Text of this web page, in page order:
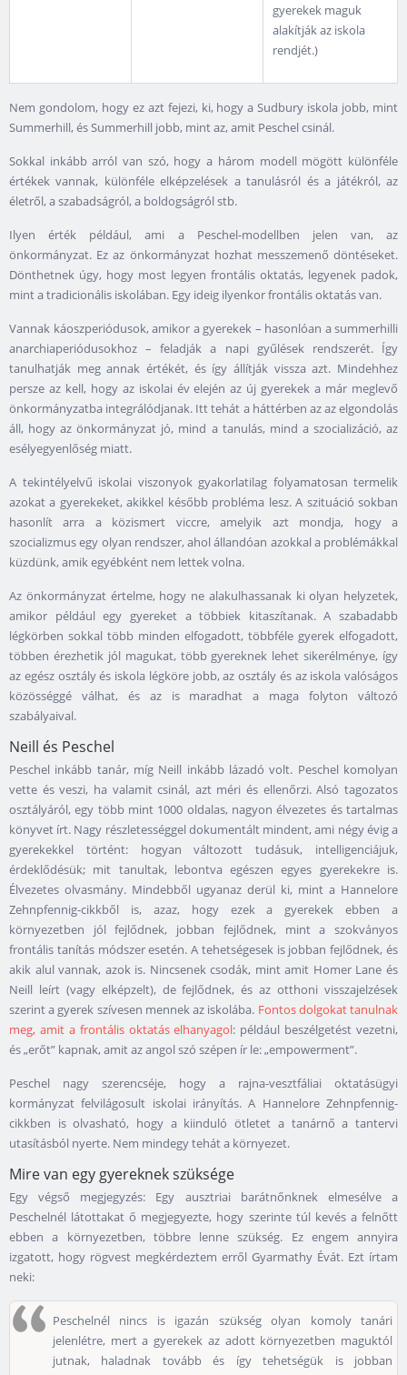
gyerekek maguk
alakítják az iskola
rendjét.)
Nem gondolom, hogy ez azt fejezi, ki, hogy a Sudbury iskola jobb, mint
Summerhill, és Summerhill jobb, mint az, amit Peschel csinál.
Sokkal inkább arról van szó, hogy a három modell mögött különféle
értékek vannak, különféle elképzelések a tanulásról és a játékról, az
életről, a szabadságról, a boldogságról stb.
Ilyen érték például, ami a Peschel-modellben jelen van, az
önkormányzat. Ez az önkormányzat hozhat messzemenő döntéseket.
Dönthetnek úgy, hogy most legyen frontális oktatás, legyenek padok,
mint a tradicionális iskolában. Egy ideig ilyenkor frontális oktatás van.
Vannak káoszperiódusok, amikor a gyerekek – hasonlóan a summerhilli
anarchiaperiódusokhoz – feladják a napi gyűlések rendszerét. Így
tanulhatják meg annak értékét, és így állítják vissza azt. Mindehhez
persze az kell, hogy az iskolai év elején az új gyerekek a már meglevő
önkormányzatba integrálódjanak. Itt tehát a háttérben az az elgondolás
áll, hogy az önkormányzat jó, mind a tanulás, mind a szocializáció, az
esélyegyenlőség miatt.
A tekintélyelvű iskolai viszonyok gyakorlatilag folyamatosan termelik
azokat a gyerekeket, akikkel később probléma lesz. A szituáció sokban
hasonlít arra a közismert viccre, amelyik azt mondja, hogy a
szocializmus egy olyan rendszer, ahol állandóan azokkal a problémákkal
küzdünk, amik egyébként nem lettek volna.
Az önkormányzat értelme, hogy ne alakulhassanak ki olyan helyzetek,
amikor például egy gyereket a többiek kitaszítanak. A szabadabb
légkörben sokkal több minden elfogadott, többféle gyerek elfogadott,
többen érezhetik jól magukat, több gyereknek lehet sikerélménye, így
az egész osztály és iskola légköre jobb, az osztály és az iskola valóságos
közösséggé válhat, és az is maradhat a maga folyton változó
szabályaival.
Neill és Peschel
Peschel inkább tanár, míg Neill inkább lázadó volt. Peschel komolyan
vette és veszi, ha valamit csinál, azt méri és ellenőrzi. Alsó tagozatos
osztályáról, egy több mint 1000 oldalas, nagyon élvezetes és tartalmas
könyvet írt. Nagy részletességgel dokumentált mindent, ami négy évig a
gyerekekkel történt: hogyan változott tudásuk, intelligenciájuk,
érdeklődésük; mit tanultak, lebontva egészen egyes gyerekekre is.
Élvezetes olvasmány. Mindebből ugyanaz derül ki, mint a Hannelore
Zehnpfennig-cikkből is, azaz, hogy ezek a gyerekek ebben a
környezetben jól fejlődnek, jobban fejlődnek, mint a szokványos
frontális tanítás módszer esetén. A tehetségesek is jobban fejlődnek, és
akik alul vannak, azok is. Nincsenek csodák, mint amit Homer Lane és
Neill leírt (vagy elképzelt), de fejlődnek, és az otthoni visszajelzések
szerint a gyerek szívesen mennek az iskolába. Fontos dolgokat tanulnak
meg, amit a frontális oktatás elhanyagol: például beszélgetést vezetni,
és „erőt” kapnak, amit az angol szó szépen ír le: „empowerment”.
Peschel nagy szerencséje, hogy a rajna-vesztfáliai oktatásügyi
kormányzat felvilágosult iskolai irányítás. A Hannelore Zehnpfennig-
cikkben is olvasható, hogy a kiinduló ötletet a tanárnő a tantervi
utasításból nyerte. Nem mindegy tehát a környezet.
Mire van egy gyereknek szüksége
Egy végső megjegyzés: Egy ausztriai barátnőnknek elmesélve a
Peschelnél látottakat ő megjegyezte, hogy szerinte túl kevés a felnőtt
ebben a környezetben, többre lenne szükség. Ez engem annyira
izgatott, hogy rögvest megkérdeztem erről Gyarmathy Évát. Ezt írtam
neki:
Peschelnél nincs is igazán szükség olyan komoly tanári
jelenlétre, mert a gyerekek az adott környezetben maguktól
jutnak, haladnak tovább és így tehetségük is jobban